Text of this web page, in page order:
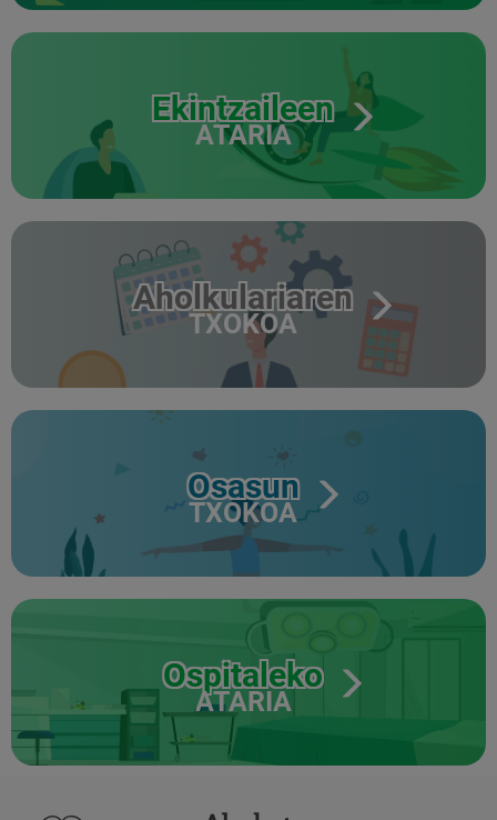
Ekintzaileen
ATARIA
Aholkulariaren
TXOKOA
Osasun
TXOKOA
Ospitaleko
ATARIA